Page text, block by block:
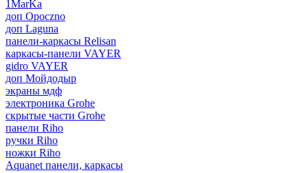
1MarKa
доп Opoczno
доп Laguna
панели-каркасы Relisan
каркасы-панели VAYER
gidro VAYER
доп Мойдодыр
экраны мдф
электроника Grohe
скрытые части Grohe
панели Riho
ручки Riho
ножки Riho
Aquanet панели, каркасы